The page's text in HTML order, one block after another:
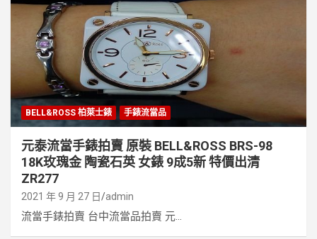
BELL&ROSS 柏萊士錶 手錶流當品
元泰流當手錶拍賣 原裝 BELL&ROSS BRS-98
18K玫瑰金 陶瓷石英 女錶 9成5新 特價出清
ZR277
2021 年 9 月 27 日 admin
流當手錶拍賣 台中流當品拍賣 元...